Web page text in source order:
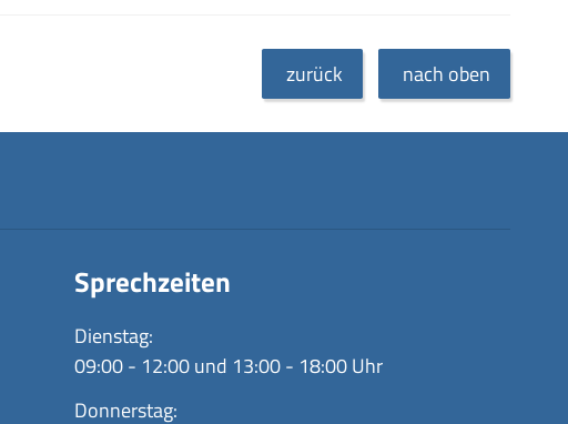
zurück nach oben
Sprechzeiten
Dienstag:
09:00 - 12:00 und 13:00 - 18:00 Uhr
Donnerstag: